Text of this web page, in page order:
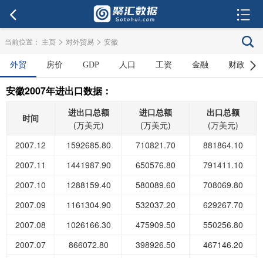
当前位置： 主页 > 对外贸易 > 安徽
外贸 房价 GDP 人口 工资 金融 财政
安徽2007年进出口数据：
时间
进出口总额
(万美元)
进口总额
(万美元)
出口总额
(万美元)
2007.12
1592685.80 710821.70
881864.10
2007.11
1441987.90 650576.80
791411.10
2007.10
1288159.40 580089.60
708069.80
2007.09
1161304.90 532037.20
629267.70
2007.08
1026166.30 475909.50
550256.80
2007.07
866072.80 398926.50
467146.20